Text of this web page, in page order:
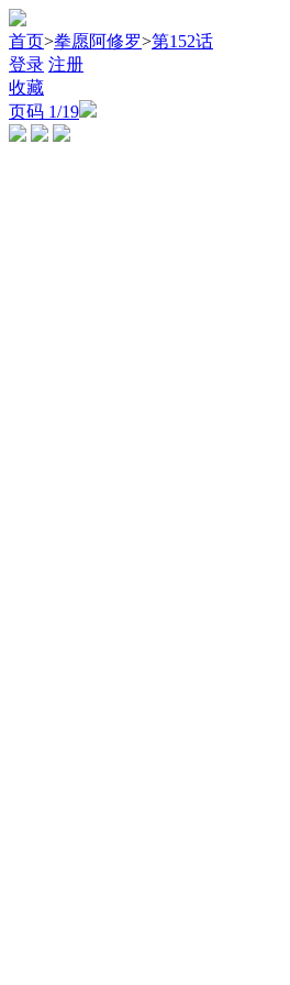
首页>拳愿阿修罗>第152话
登录 注册
收藏
页码 1/19